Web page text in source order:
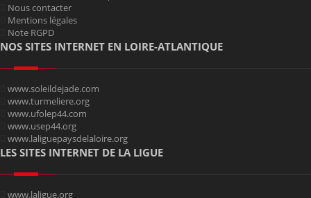
Nous contacter
Mentions légales
Note RGPD
NOS SITES INTERNET EN LOIRE-ATLANTIQUE
www.soleildejade.com
www.turmeliere.org
www.ufolep44.com
www.usep44.org
www.laliguepaysdelaloire.org
LES SITES INTERNET DE LA LIGUE
www.laligue.org